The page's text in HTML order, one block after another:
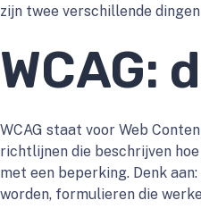
zijn twee verschillende
WCAG:
WCAG staat voor Web
richtlijnen die beschrijven
met een beperking. Denk
worden, formulieren die